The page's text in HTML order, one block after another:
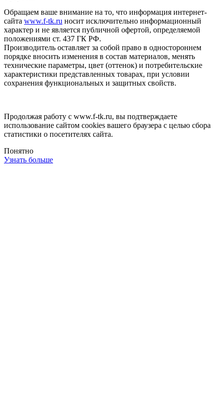
Обращаем ваше внимание на то, что информация интернет-
сайта www.f-tk.ru носит исключительно информационный
характер и не является публичной офертой, определяемой
положениями ст. 437 ГК РФ.
Производитель оставляет за собой право в одностороннем
порядке вносить изменения в состав материалов, менять
технические параметры, цвет (оттенок) и потребительские
характеристики представленных товарах, при условии
сохранения функциональных и защитных свойств.
Продолжая работу с www.f-tk.ru, вы подтверждаете
использование сайтом cookies вашего браузера с целью сбора
статистики о посетителях сайта.
Понятно
Узнать больше